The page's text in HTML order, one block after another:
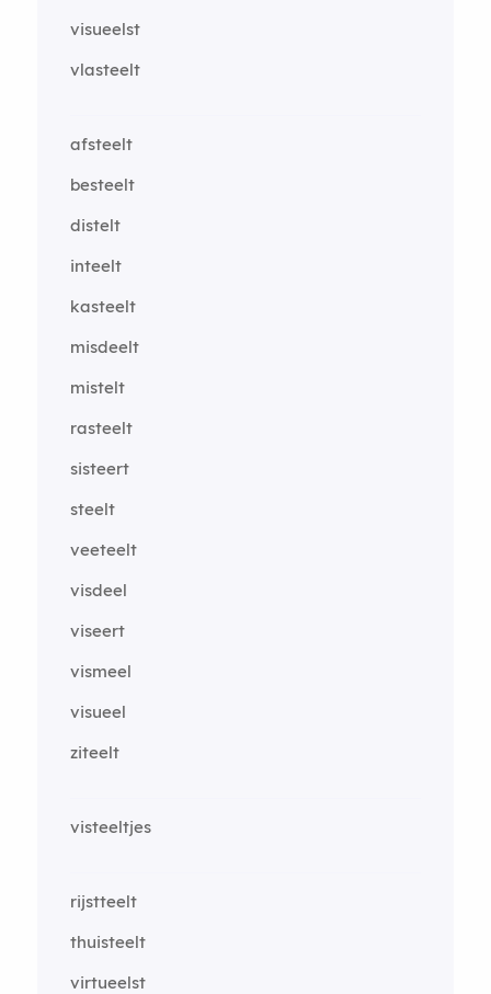
visueelst
vlasteelt
afsteelt
besteelt
distelt
inteelt
kasteelt
misdeelt
mistelt
rasteelt
sisteert
steelt
veeteelt
visdeel
viseert
vismeel
visueel
ziteelt
visteeltjes
rijstteelt
thuisteelt
virtueelst